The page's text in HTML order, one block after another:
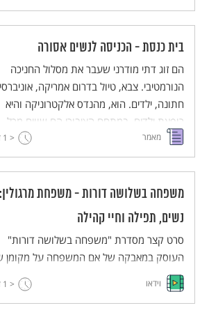
יורק. במאמר תיאור שלבי הבניה מבחירת
התכנון האדריכלי ותפקודיו השונים.
בית כנסת - הכניסה לנשים אסורה
הם זוג דתי מודרני שעבר את מסלול החניכה
הנורמטיבי. צבא, טיול בדרום אמריקה,
חתונה, ילדים. הוא, מהנדס אלקטרוניקה והיא
רופאת ילדים. במתחם הציבורי הם שווים מכל
בחינה, אבל כשנכנסים לבית הכנסת, הוא
בכל המעשה הדתי - עולה לתורה, עובר לפני
התיבה, פותח את ארון הקודש. והיא, נזרקת
עלובה, פן חס וחלילה קולה יעורר את תאוות
חבריו. פרופסור נועם ורד בודקת כיצד התקבע
מעמדה של האישה כאזרח סוג ב' בקהילה
הדתית-ציונית, תוך סקירה מעמיקה של
השתלשלות מעמד האישה בהלכה מתקופת
התלמוד ועד ימינו.
מאמר < 1
משפחה בשלושה דורות - משפחת
נשים, תפילה וחיי קהילה
סרט קצר מסדרת "משפחה בשלושה דורות"
העוסק במאבקה של אם המשפחה על מקומן
נשים בתפילות, בחיי בית הכנסת ובחיים
בכלל. לכל אחד מבני המשפחה גישה משלו.
וידאו < 1